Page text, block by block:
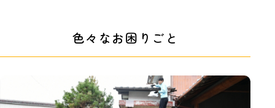
色々なお困りごと